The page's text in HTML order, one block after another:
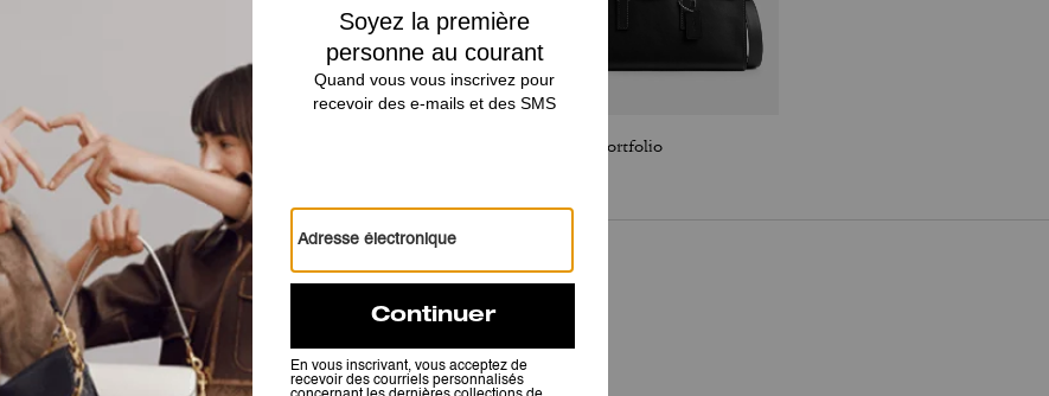
Ludlow Messenger Bag Flatiron Portfolio
Avis